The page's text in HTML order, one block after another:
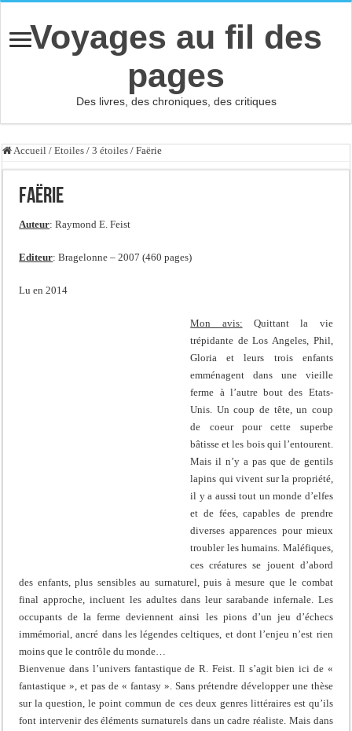
Voyages au fil des
pages
Des livres, des chroniques, des critiques
Accueil / Etoiles / 3 étoiles / Faërie
Faërie
Auteur: Raymond E. Feist
Editeur: Bragelonne – 2007 (460 pages)
Lu en 2014
Mon avis: Quittant la vie
trépidante de Los Angeles, Phil,
Gloria et leurs trois enfants
emménagent dans une vieille
ferme à l’autre bout des Etats-
Unis. Un coup de tête, un coup
de coeur pour cette superbe
bâtisse et les bois qui l’entourent.
Mais il n’y a pas que de gentils
lapins qui vivent sur la propriété,
il y a aussi tout un monde d’elfes
et de fées, capables de prendre
diverses apparences pour mieux
troubler les humains. Maléfiques,
ces créatures se jouent d’abord
des enfants, plus sensibles au surnaturel, puis à mesure que le combat
final approche, incluent les adultes dans leur sarabande infernale. Les
occupants de la ferme deviennent ainsi les pions d’un jeu d’échecs
immémorial, ancré dans les légendes celtiques, et dont l’enjeu n’est rien
moins que le contrôle du monde…
Bienvenue dans l’univers fantastique de R. Feist. Il s’agit bien ici de «
fantastique », et pas de « fantasy ». Sans prétendre développer une thèse
sur la question, le point commun de ces deux genres littéraires est qu’ils
font intervenir des éléments surnaturels dans un cadre réaliste. Mais dans